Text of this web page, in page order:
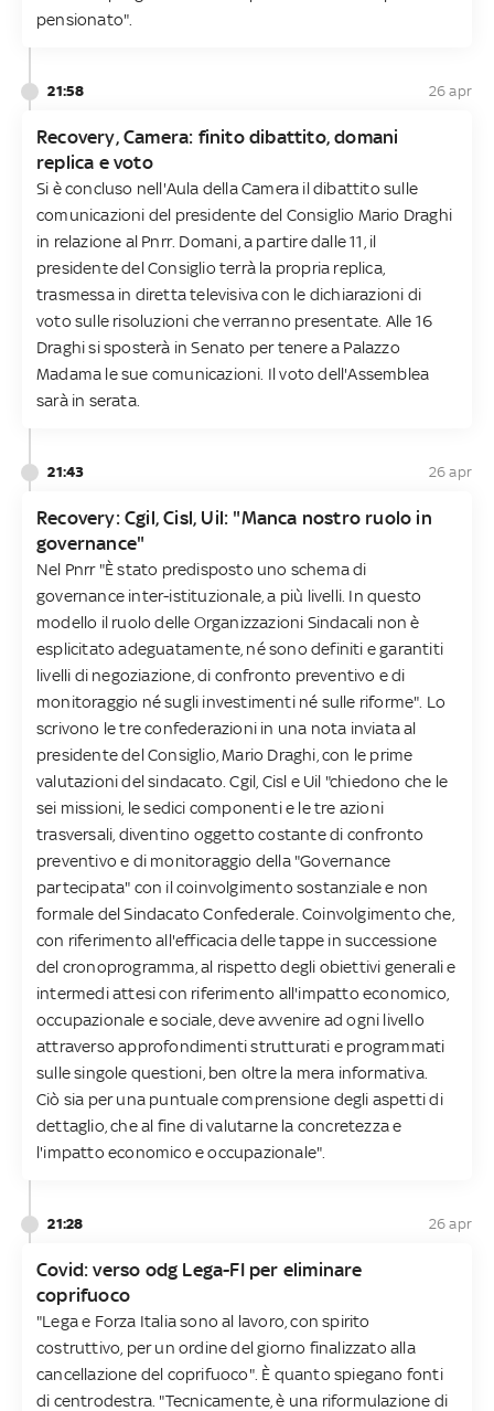
pensionato".
21:58 26 apr
Recovery, Camera: finito dibattito, domani
replica e voto
Si è concluso nell'Aula della Camera il dibattito sulle
comunicazioni del presidente del Consiglio Mario Draghi
in relazione al Pnrr. Domani, a partire dalle 11, il
presidente del Consiglio terrà la propria replica,
trasmessa in diretta televisiva con le dichiarazioni di
voto sulle risoluzioni che verranno presentate. Alle 16
Draghi si sposterà in Senato per tenere a Palazzo
Madama le sue comunicazioni. Il voto dell'Assemblea
sarà in serata.
21:43 26 apr
Recovery: Cgil, Cisl, Uil: "Manca nostro ruolo in
governance"
Nel Pnrr "È stato predisposto uno schema di
governance inter-istituzionale, a più livelli. In questo
modello il ruolo delle Organizzazioni Sindacali non è
esplicitato adeguatamente, né sono definiti e garantiti
livelli di negoziazione, di confronto preventivo e di
monitoraggio né sugli investimenti né sulle riforme". Lo
scrivono le tre confederazioni in una nota inviata al
presidente del Consiglio, Mario Draghi, con le prime
valutazioni del sindacato. Cgil, Cisl e Uil "chiedono che le
sei missioni, le sedici componenti e le tre azioni
trasversali, diventino oggetto costante di confronto
preventivo e di monitoraggio della "Governance
partecipata" con il coinvolgimento sostanziale e non
formale del Sindacato Confederale. Coinvolgimento che,
con riferimento all'efficacia delle tappe in successione
del cronoprogramma, al rispetto degli obiettivi generali e
intermedi attesi con riferimento all'impatto economico,
occupazionale e sociale, deve avvenire ad ogni livello
attraverso approfondimenti strutturati e programmati
sulle singole questioni, ben oltre la mera informativa.
Ciò sia per una puntuale comprensione degli aspetti di
dettaglio, che al fine di valutarne la concretezza e
l'impatto economico e occupazionale".
21:28 26 apr
Covid: verso odg Lega-FI per eliminare
coprifuoco
"Lega e Forza Italia sono al lavoro, con spirito
costruttivo, per un ordine del giorno finalizzato alla
cancellazione del coprifuoco". È quanto spiegano fonti
di centrodestra. "Tecnicamente, è una riformulazione di